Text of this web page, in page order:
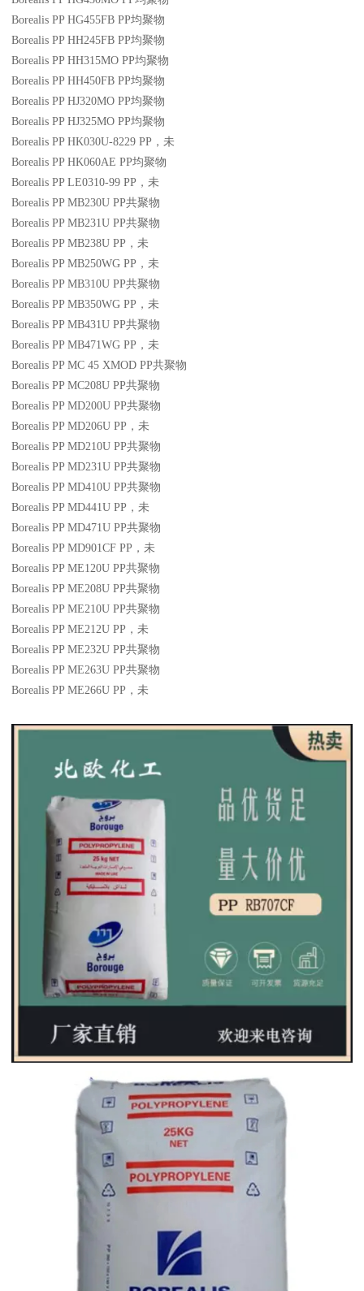
Borealis PP HG455FB PP均聚物
Borealis PP HH245FB PP均聚物
Borealis PP HH315MO PP均聚物
Borealis PP HH450FB PP均聚物
Borealis PP HJ320MO PP均聚物
Borealis PP HJ325MO PP均聚物
Borealis PP HK030U-8229 PP ，未
Borealis PP HK060AE PP均聚物
Borealis PP LE0310-99 PP ，未
Borealis PP MB230U PP共聚物
Borealis PP MB231U PP共聚物
Borealis PP MB238U PP ，未
Borealis PP MB250WG PP ，未
Borealis PP MB310U PP共聚物
Borealis PP MB350WG PP ，未
Borealis PP MB431U PP共聚物
Borealis PP MB471WG PP ，未
Borealis PP MC 45 XMOD PP共聚物
Borealis PP MC208U PP共聚物
Borealis PP MD200U PP共聚物
Borealis PP MD206U PP ，未
Borealis PP MD210U PP共聚物
Borealis PP MD231U PP共聚物
Borealis PP MD410U PP共聚物
Borealis PP MD441U PP ，未
Borealis PP MD471U PP共聚物
Borealis PP MD901CF PP ，未
Borealis PP ME120U PP共聚物
Borealis PP ME208U PP共聚物
Borealis PP ME210U PP共聚物
Borealis PP ME212U PP ，未
Borealis PP ME232U PP共聚物
Borealis PP ME263U PP共聚物
Borealis PP ME266U PP ，未